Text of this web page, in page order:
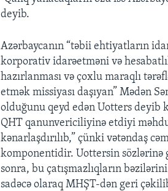
deyib.
Azərbaycanın “təbii ehtiyatların
korporativ idarəetməni və
hazırlanması və çoxlu maraqlı
etmək missiyası daşıyan” Mədən
olduğunu qeyd edən Uotters deyib
QHT qanunvericiliyinə etdiyi
kənarlaşdırılıb,” çünki vətəndaş
komponentidir. Uottersin sözlərinə
sonra, bu çatışmazlıqların
sadəcə olaraq MHŞT-dən geri